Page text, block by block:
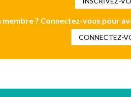
membre ? Connectez-vous pour
CONNECTEZ-